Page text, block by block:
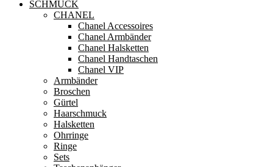
SCHMUCK
CHANEL
Chanel Accessoires
Chanel Armbänder
Chanel Halsketten
Chanel Handtaschen
Chanel VIP
Armbänder
Broschen
Gürtel
Haarschmuck
Halsketten
Ohrringe
Ringe
Sets